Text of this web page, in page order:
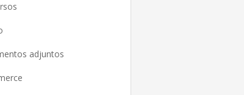
adjuntos